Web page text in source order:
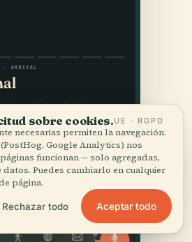
sobre cookies.UE · RGPD
necesarias permiten la navegación.
Google Analytics) nos
funcionan — solo agregadas,
datos. Puedes cambiarlo en cualquier
página.
Rechazar todo Aceptar todo